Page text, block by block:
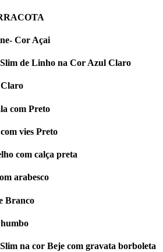
Cor Açai
de Linho na Cor Azul Claro
com Preto
vies Preto
com calça preta
arabesco
Branco
na cor Beje com gravata borboleta